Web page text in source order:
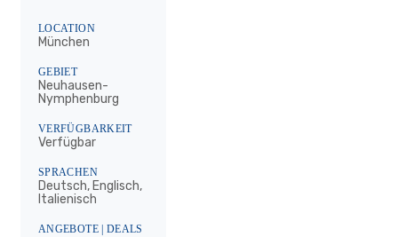
LOCATION
München
GEBIET
Neuhausen-
Nymphenburg
VERFÜGBARKEIT
Verfügbar
SPRACHEN
Deutsch, Englisch,
Italienisch
ANGEBOTE | DEALS